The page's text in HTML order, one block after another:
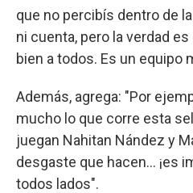
que no percibís dentro de
ni cuenta, pero la verdad
bien a todos. Es un equipo
Además, agrega: "Por
mucho lo que corre esta
juegan Nahitan Nández y
desgaste que hacen... ¡es
todos lados".